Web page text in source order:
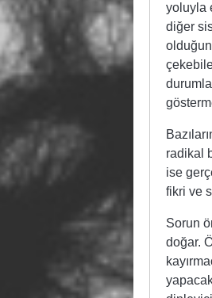
yoluyla
diğer
radikal
ise
fikri ve
Sorun
doğar.